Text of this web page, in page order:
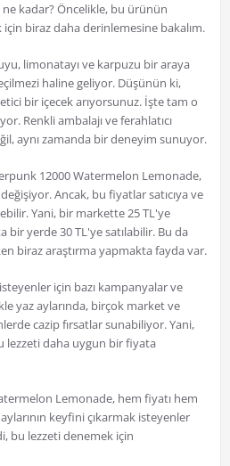
ne kadar? Öncelikle, bu ürünün
biraz daha derinlemesine bakalım.
limonatayı ve karpuzu bir araya
haline geliyor. Düşünün ki,
bir içecek arıyorsunuz. İşte tam o
Renkli ambalajı ve ferahlatıcı
aynı zamanda bir deneyim sunuyor.
12000 Watermelon Lemonade,
Ancak, bu fiyatlar satıcıya ve
Yani, bir markette 25 TL'ye
bir yerde 30 TL'ye satılabilir. Bu da
biraz araştırma yapmakta fayda var.
için bazı kampanyalar ve
yaz aylarında, birçok market ve
cazip fırsatlar sunabiliyor. Yani,
lezzeti daha uygun bir fiyata
Lemonade, hem fiyatı hem
keyfini çıkarmak isteyenler
bu lezzeti denemek için